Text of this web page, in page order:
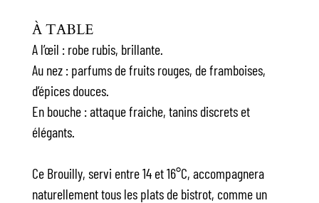
À TABLE
A l’œil : robe rubis, brillante.
Au nez : parfums de fruits rouges, de framboises,
d’épices douces.
En bouche : attaque fraiche, tanins discrets et
élégants.
Ce Brouilly, servi entre 14 et 16°C, accompagnera
naturellement tous les plats de bistrot, comme un